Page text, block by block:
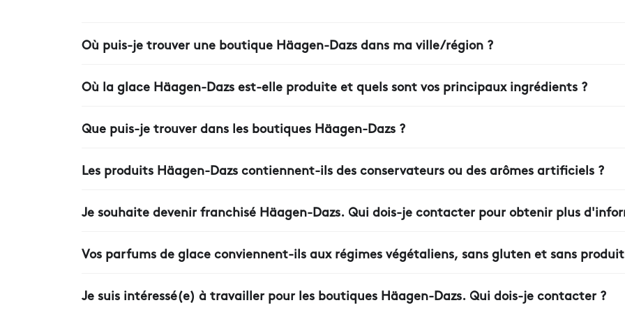
Où puis-je trouver une boutique Häagen-Dazs dans ma ville/région ?
Où la glace Häagen-Dazs est-elle produite et quels sont vos principaux ingrédients ?
de crème, de lait, de sucre et d’œufs.
Que puis-je trouver dans les boutiques Häagen-Dazs ?
boissons au café, des boissons rafraîchissantes, des bâtonnets glacés et une large gamme de crèmes
Les produits Häagen-Dazs contiennent-ils des conservateurs ou des arômes artificiels ?
Je souhaite devenir franchisé Häagen-Dazs. Qui dois-je contacter pour obtenir plus
répondrons.
Vos parfums de glace conviennent-ils aux régimes végétaliens, sans gluten et sans
d'ingrédients allergènes; demandez à notre personnel ou consultez la liste des allergènes.
Je suis intéressé(e) à travailler pour les boutiques Häagen-Dazs. Qui dois-je contacter ?